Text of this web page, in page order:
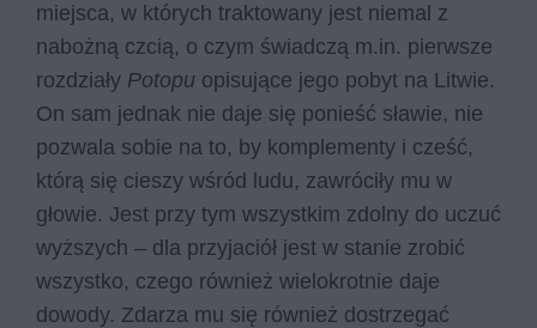
miejsca, w których traktowany jest niemal z
nabożną czcią, o czym świadczą m.in. pierwsze
rozdziały Potopu opisujące jego pobyt na Litwie.
On sam jednak nie daje się ponieść sławie, nie
pozwala sobie na to, by komplementy i cześć,
którą się cieszy wśród ludu, zawróciły mu w
głowie. Jest przy tym wszystkim zdolny do uczuć
wyższych – dla przyjaciół jest w stanie zrobić
wszystko, czego również wielokrotnie daje
dowody. Zdarza mu się również dostrzegać